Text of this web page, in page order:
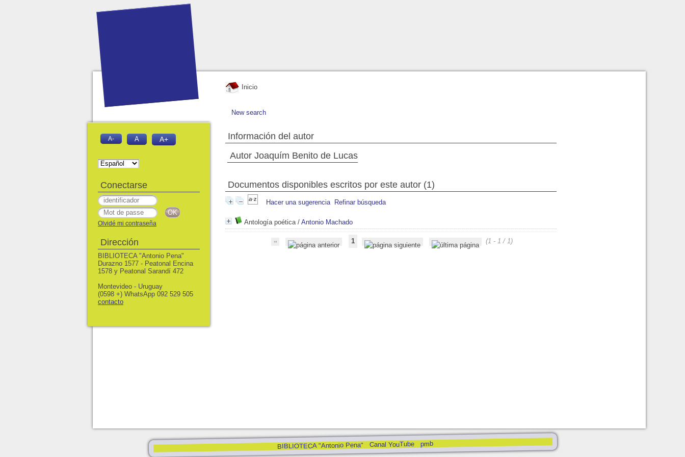
Inicio
New search
Información del autor
Autor Joaquím Benito de Lucas
Documentos disponibles escritos por este autor (1)
Hacer una sugerencia Refinar búsqueda
Antología poética/ Antonio Machado
1 (1 - 1 / 1)
BIBLIOTECA "Antonio Pena" Canal YouTube pmb
A- A A+
Conectarse
Olvidé mi contraseña
Dirección
BIBLIOTECA "Antonio Pena"
Durazno 1577 - Peatonal Encina
1578 y Peatonal Sarandí 472
Montevideo - Uruguay
(0598 +) WhatsApp 092 529 505
contacto